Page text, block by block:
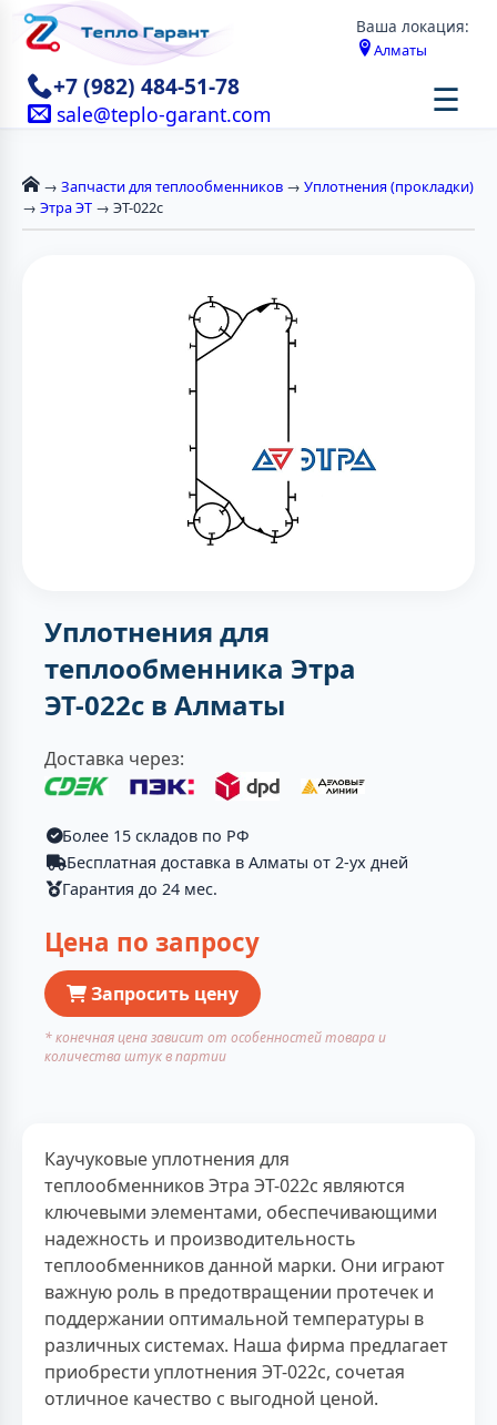
Ваша локация:
Алматы
+7 (982) 484-51-78
sale@teplo-garant.com ☰
→ Запчасти для теплообменников → Уплотнения (прокладки)
→ Этра ЭТ → ЭТ-022с
Уплотнения для
теплообменника Этра
ЭТ-022с в Алматы
Доставка через:
Более 15 складов по РФ
Бесплатная доставка в Алматы от 2-ух дней
Гарантия до 24 мес.
Цена по запросу
Запросить цену
* конечная цена зависит от особенностей товара и
количества штук в партии
Каучуковые уплотнения для
теплообменников Этра ЭТ-022с являются
ключевыми элементами, обеспечивающими
надежность и производительность
теплообменников данной марки. Они играют
важную роль в предотвращении протечек и
поддержании оптимальной температуры в
различных системах. Наша фирма предлагает
приобрести уплотнения ЭТ-022с, сочетая
отличное качество с выгодной ценой.